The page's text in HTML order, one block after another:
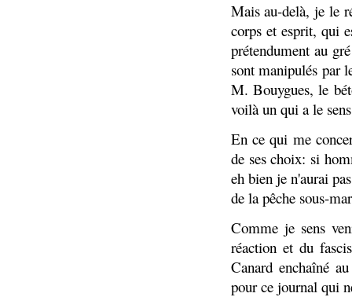
Mais au-delà, je le
corps et esprit, qui
prétendument au
sont manipulés par
M. Bouygues, le
voilà un qui a le
En ce qui me
de ses choix: si
eh bien je n'aurai
de la pêche sous-
Comme je sens
réaction et du
Canard enchaîné
pour ce journal qui